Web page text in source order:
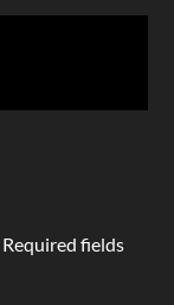
Required fields